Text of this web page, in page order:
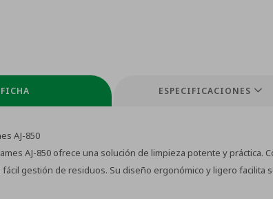
FICHA ESPECIFICACIONES
AJ-850
AJ-850 ofrece una solución de limpieza potente y
gestión de residuos. Su diseño ergonómico y ligero facilita